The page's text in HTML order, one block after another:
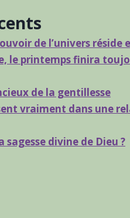
de l’univers réside
le printemps finira
de la gentillesse
vraiment dans une
sagesse divine de Dieu ?